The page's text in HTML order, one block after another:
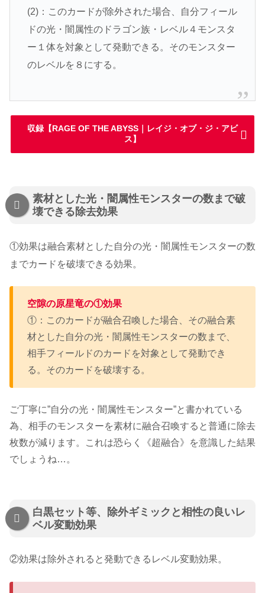
(2)：このカードが除外された場合、自分フィール
ドの光・闇属性のドラゴン族・レベル４モンスタ
ー１体を対象として発動できる。そのモンスター
のレベルを８にする。
収録【RAGE OF THE ABYSS｜レイジ・オブ・ジ・アビ
ス】
素材とした光・闇属性モンスターの数まで破
壊できる除去効果
①効果は融合素材とした自分の光・闇属性モンスターの数
までカードを破壊できる効果。
空隙の原星竜の①効果
①：このカードが融合召喚した場合、その融合素
材とした自分の光・闇属性モンスターの数まで、
相手フィールドのカードを対象として発動でき
る。そのカードを破壊する。
ご丁寧に”自分の光・闇属性モンスター”と書かれている
為、相手のモンスターを素材に融合召喚すると普通に除去
枚数が減ります。これは恐らく《超融合》を意識した結果
でしょうね…。
白黒セット等、除外ギミックと相性の良いレ
ベル変動効果
②効果は除外されると発動できるレベル変動効果。